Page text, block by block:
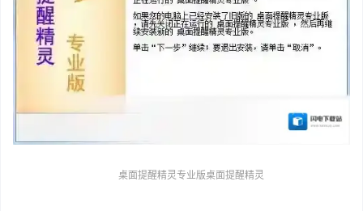
桌面提醒精灵专业版桌面提醒精灵